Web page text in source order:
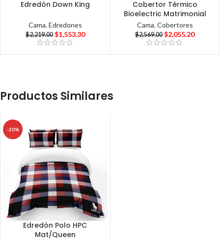
Edredón Down King
Cama, Edredones
$2,219.00 $1,553.30
Cobertor Térmico
Bioelectric Matrimonial
Cama, Cobertores
$2,569.00 $2,055.20
Productos Similares
-20%
Edredón Polo HPC
Mat/Queen